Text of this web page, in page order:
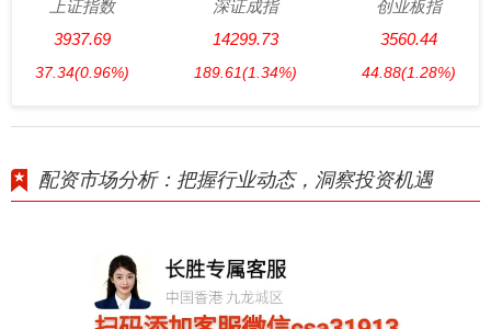
上证指数
3937.69
37.34(0.96%)
深证成指
14299.73
189.61(1.34%)
创业板指
3560.44
44.88(1.28%)
配资市场分析：把握行业动态，洞察投资机遇